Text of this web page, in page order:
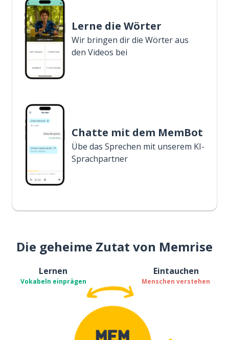
Lerne die Wörter
Wir bringen dir die Wörter aus
den Videos bei
Chatte mit dem MemBot
Übe das Sprechen mit unserem KI-
Sprachpartner
Die geheime Zutat von Memrise
Lernen
Vokabeln einprägen
Eintauchen
Menschen verstehen